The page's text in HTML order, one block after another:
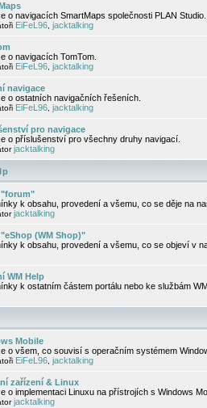
o navigacích SmartMaps společnosti PLAN Studio.
EiFeL96 jacktalking
o navigacích TomTom.
EiFeL96 jacktalking
navigace
o ostatních navigačních řešeních.
EiFeL96 jacktalking
pro navigace
o příslušenství pro všechny druhy navigací.
jacktalking
"forum"
k obsahu, provedení a všemu, co se děje na
jacktalking
"eShop (WM Shop)"
k obsahu, provedení a všemu, co se objeví v
WM Help
k ostatním částem portálu nebo ke službám
Mobile
o všem, co souvisí s operačním systémem
EiFeL96 jacktalking
zařízení & Linux
o implementaci Linuxu na přístrojích s Windows
jacktalking